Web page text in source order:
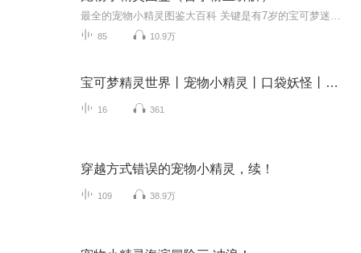
85 10.9万
宝可梦精灵世界丨宠物小精灵丨口袋妖怪丨精灵宝可梦
16 361
穿越方式错误的宠物小精灵，续！
109 38.9万